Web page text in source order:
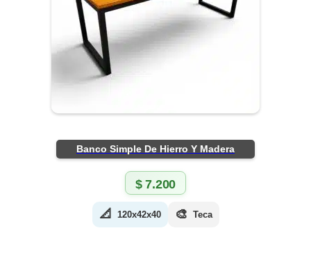
Banco Simple De Hierro Y Madera
$7.200
📐 120x42x40 🎨 Teca